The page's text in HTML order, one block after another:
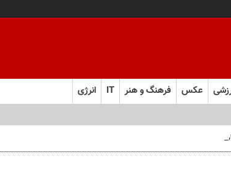
عکس فرهنگ و هنر IT انرژی
صعود کرد